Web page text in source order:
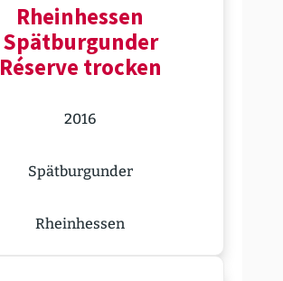
Rhein­hessen
Spätbur­gunder
Réserve trocken
2016
Spätbur­gunder
Rhein­hessen